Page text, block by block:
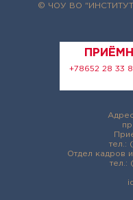
© ЧОУ ВО
+78652 28 33
тел.:
Отдел кадров
тел.: